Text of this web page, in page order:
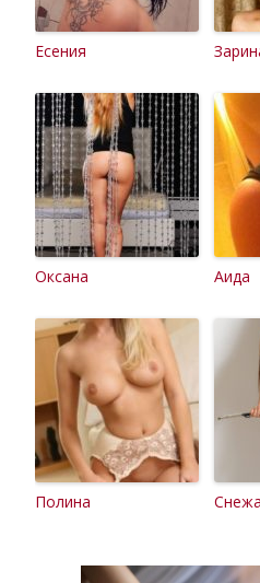
Есения
Оксана Аида
Полина